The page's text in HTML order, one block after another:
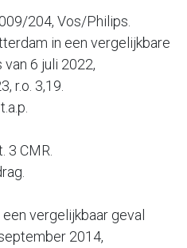
204, Vos/Philips.
in een vergelijkbare
van 6 juli 2022,
r.o. 3,19.
3 CMR.
vergelijkbaar geval
2014,